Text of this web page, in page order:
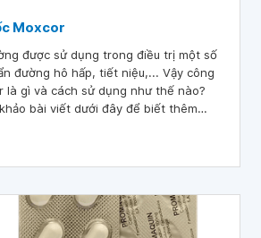
Moxcor
được sử dụng trong điều trị một số
đường hô hấp, tiết niệu,... Vậy công
là gì và cách sử dụng như thế nào?
bài viết dưới đây để biết thêm